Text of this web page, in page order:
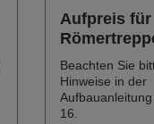
Aufpreis für
Beachten Sie
Hinweise in der
16.